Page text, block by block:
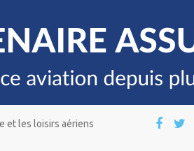
et les loisirs aériens